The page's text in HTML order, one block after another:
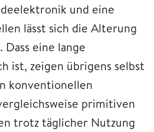
und eine
lässt sich die Alterung
eine lange
ist, zeigen übrigens selbst
konventionellen
primitiven
trotz täglicher Nutzung